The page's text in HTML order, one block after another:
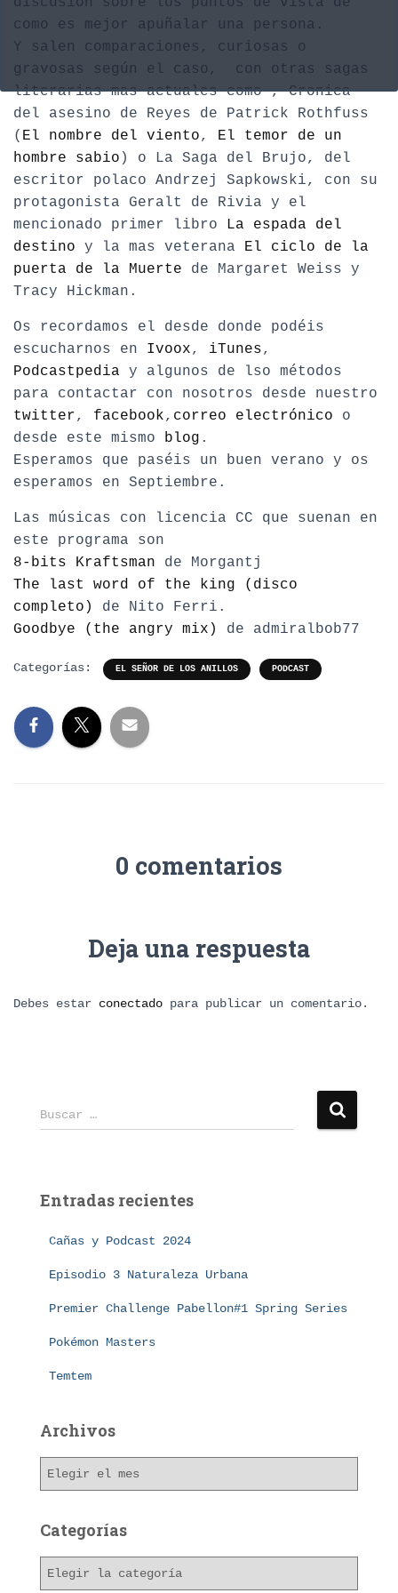
como es mejor apuñalar una persona.
Y salen comparaciones, curiosas o
gravosas según el caso, con otras sagas
literarias mas actuales como , Cronica
del asesino de Reyes de Patrick Rothfuss
( El nombre del viento, El temor de un
hombre sabio ) o La Saga del Brujo, del
escritor polaco Andrzej Sapkowski, con su
protagonista Geralt de Rivia y el
mencionado primer libro La espada del
destino y la mas veterana El ciclo de la
puerta de la Muerte de Margaret Weiss y
Tracy Hickman.
Os recordamos el desde donde podéis
escucharnos en Ivoox, iTunes,
Podcastpedia y algunos de lso métodos
para contactar con nosotros desde nuestro
twitter, facebook, correo electrónico o
desde este mismo blog .
Esperamos que paséis un buen verano y os
esperamos en Septiembre.
Las músicas con licencia CC que suenan en
este programa son
8-bits Kraftsman de Morgantj
The last word of the king (disco
completo)
de Nito Ferri.
Goodbye (the angry mix) de admiralbob77
Categorías: EL SEÑOR DE LOS ANILLOS PODCAST
0 comentarios
Deja una respuesta
Debes estar conectado para publicar un comentario.
B
u
r
Buscar …
Entradas recientes
Cañas y Podcast 2024
Episodio 3 Naturaleza Urbana
Premier Challenge Pabellon#1 Spring Series
Pokémon Masters
Temtem
Archivos
h
Categorías